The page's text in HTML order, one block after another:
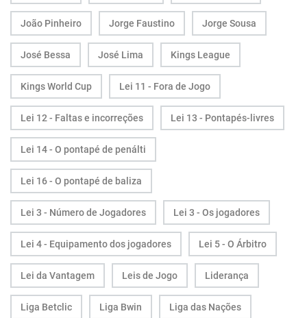
João Pinheiro Jorge Faustino Jorge Sousa
José Bessa José Lima Kings League
Kings World Cup Lei 11 - Fora de Jogo
Lei 12 - Faltas e incorreções Lei 13 - Pontapés-livres
Lei 14 - O pontapé de penálti
Lei 16 - O pontapé de baliza
Lei 3 - Número de Jogadores Lei 3 - Os jogadores
Lei 4 - Equipamento dos jogadores Lei 5 - O Árbitro
Lei da Vantagem Leis de Jogo Liderança
Liga Betclic Liga Bwin Liga das Nações